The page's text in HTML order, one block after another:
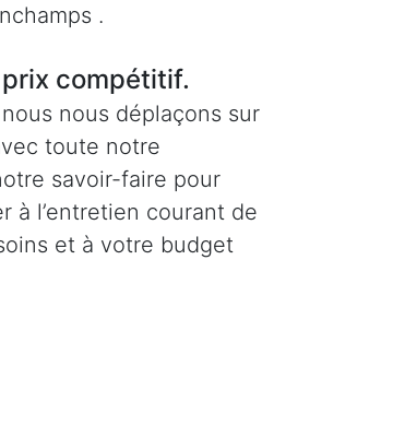
.
compétitif.
nous déplaçons sur
toute notre
savoir-faire pour
à l’entretien courant de
et à votre budget